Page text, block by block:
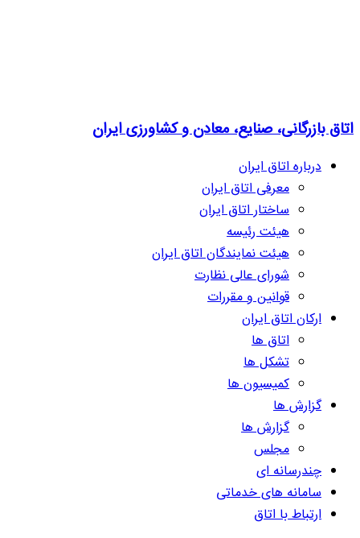
اتاق بازرگانی، صنایع، معادن و کشاورزی ایران
درباره اتاق ایران
معرفی اتاق ایران
ساختار اتاق ایران
هیئت رئیسه
هیئت نمایندگان اتاق ایران
شورای عالی نظارت
قوانین و مقررات
ارکان اتاق ایران
اتاق ها
تشکل ها
کمیسیون ها
گزارش ها
گزارش ها
مجلس
چندرسانه ای
سامانه های خدماتی
ارتباط با اتاق